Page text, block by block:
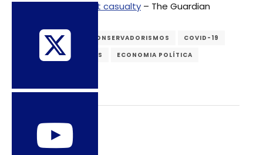
could be the next casualty – The Guardian
BIOPOLÍTICA CONSERVADORISMOS
COVID-19
DIREITOS HUMANOS
ECONOMIA POLÍTICA